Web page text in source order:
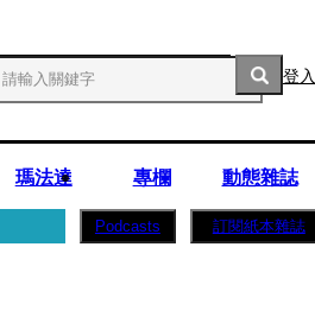
登入
瑪法達 專欄
動態雜誌
Podcasts 訂閱紙本雜誌